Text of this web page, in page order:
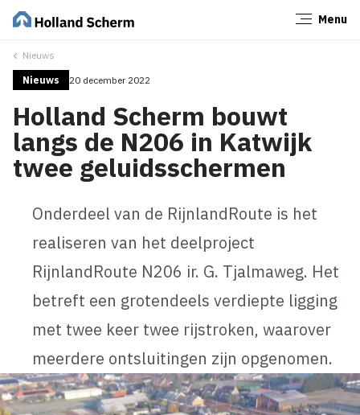
Menu
Nieuws
Nieuws 20 december 2022
Holland Scherm bouwt
langs de N206 in Katwijk
twee geluidsschermen
Onderdeel van de RijnlandRoute is het
realiseren van het deelproject
RijnlandRoute N206 ir. G. Tjalmaweg. Het
betreft een grotendeels verdiepte ligging
met twee keer twee rijstroken, waarover
meerdere ontsluitingen zijn opgenomen.
Sluiten